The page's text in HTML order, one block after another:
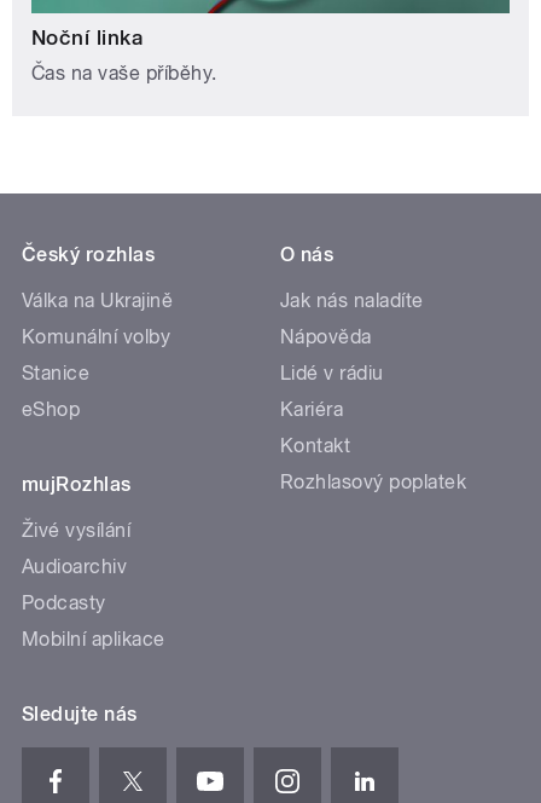
Noční linka
Čas na vaše příběhy.
Český rozhlas
Válka na Ukrajině
Komunální volby
Stanice
eShop
mujRozhlas
Živé vysílání
Audioarchiv
Podcasty
Mobilní aplikace
O nás
Jak nás naladíte
Nápověda
Lidé v rádiu
Kariéra
Kontakt
Rozhlasový poplatek
Sledujte nás